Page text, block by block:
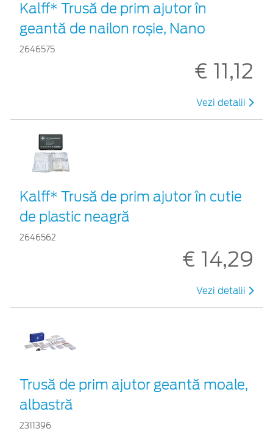
Kalff* Trusă de prim ajutor în
geantă de nailon roșie, Nano
2646575
€ 11,12
Vezi detalii
Kalff* Trusă de prim ajutor în cutie
de plastic neagră
2646562
€ 14,29
Vezi detalii
Trusă de prim ajutor geantă moale,
albastră
2311396